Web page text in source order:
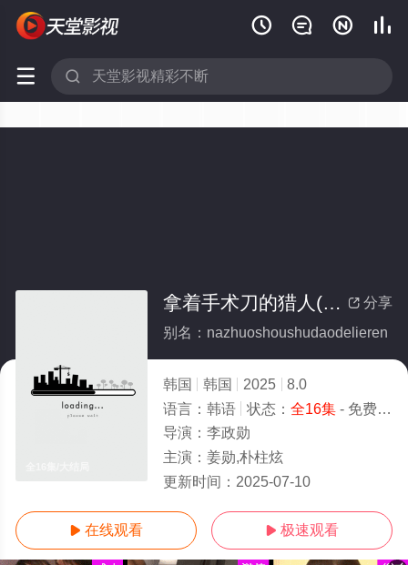
   
 
 分享
拿着手术刀的猎人(全集)
别名：nazhuoshoushudaodelieren
韩国 韩国 2025
8.0
语言： 韩语 状态： 全16集- 免费在线观看
导演： 李政勋
主演： 姜勋,朴柱炫
更新时间： 2025-07-10
 在线观看  极速观看